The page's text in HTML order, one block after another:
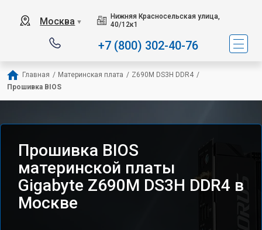
Москва ▼
Нижняя Красносельская улица,
40/12к1
+7 (800) 302-40-76
Главная / Материнская плата / Z690M DS3H DDR4 /
Прошивка BIOS
Прошивка BIOS
материнской платы
Gigabyte Z690M DS3H DDR4 в
Москве